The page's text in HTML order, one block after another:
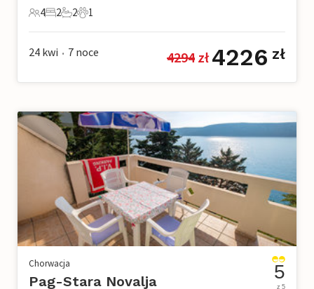
4 Goście
4
2 Sypialnie
2
2 Łazienki
2
1 Zwierzę domowe
1
24 kwi • 7 noce 4294 zł 4226 zł
Chorwacja
Pag-Stara Novalja 5
z 5